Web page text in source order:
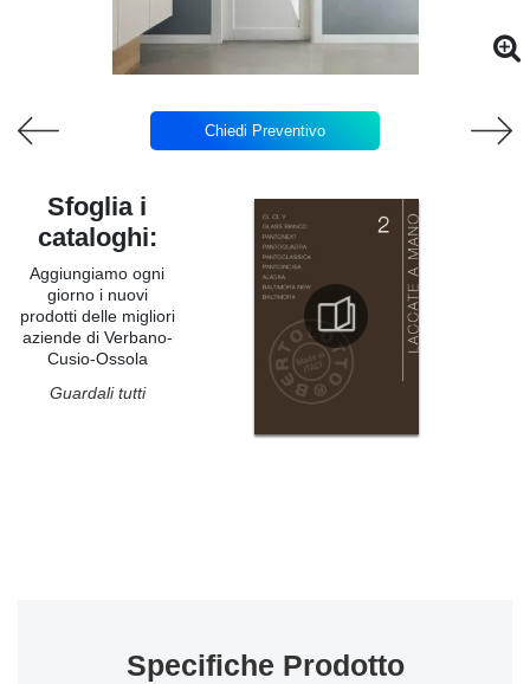
Chiedi Preventivo
Sfoglia i
cataloghi:
Aggiungiamo ogni
giorno i nuovi
prodotti delle migliori
aziende di Verbano-
Cusio-Ossola
Guardali tutti
Specifiche Prodotto